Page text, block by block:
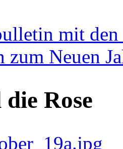
mit den
zum Neuen
Rose